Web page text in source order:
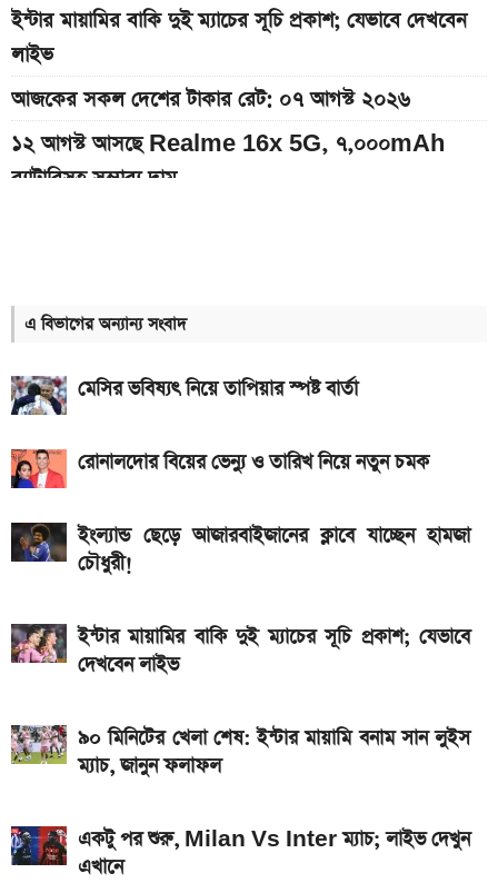
ইন্টার মায়ামির বাকি দুই ম্যাচের সূচি প্রকাশ; যেভাবে দেখবেন
লাইভ
আজকের সকল দেশের টাকার রেট: ০৭ আগস্ট ২০২৬
১২ আগস্ট আসছে Realme 16x 5G, ৭,০০০mAh
ব্যাটারিসহ সম্ভাব্য দাম
সরকারি কর্মচারীদের বেতন-গ্রেড নিয়ে নতুন বার্তা
আজকের স্বর্ণের বাজারদর: ০৭ আগস্ট ২০২৬
এসএসসি ও সমমানের ফল কবে জানাল শিক্ষা বোর্ড
সরকারি চাকরিজীবীরা
দাম
দেশে আজ একভরি ২১ ক্যারেট স্বর্ণের দাম
২০২৬ সালের প্রথম পূর্ণগ্রাস সূর্যগ্রহণ কবে, কোথা থেকে দেখা
এ বিভাগের অন্যান্য সংবাদ
মেসির ভবিষ্যৎ নিয়ে তাপিয়ার স্পষ্ট বার্তা
রোনালদোর বিয়ের ভেন্যু ও তারিখ নিয়ে নতুন চমক
ইংল্যান্ড ছেড়ে আজারবাইজানের ক্লাবে যাচ্ছেন হামজা
চৌধুরী!
ইন্টার মায়ামির বাকি দুই ম্যাচের সূচি প্রকাশ; যেভাবে
দেখবেন লাইভ
৯০ মিনিটের খেলা শেষ: ইন্টার মায়ামি বনাম সান লুইস
ম্যাচ, জানুন ফলাফল
একটু পর শুরু, Milan Vs Inter ম্যাচ; লাইভ দেখুন
এখানে